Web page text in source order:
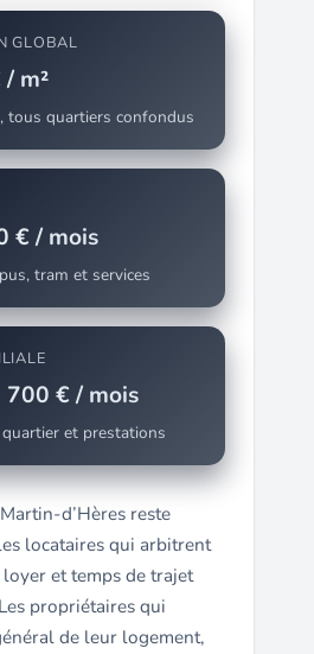
GLOBAL
m²
tous quartiers confondus
€ / mois
tram et services
700 € / mois
et prestations
d’Hères reste
locataires qui arbitrent
et temps de trajet
propriétaires qui
de leur logement,